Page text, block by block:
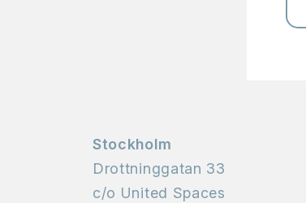
Stockholm
Drottninggatan 33
c/o United Spaces